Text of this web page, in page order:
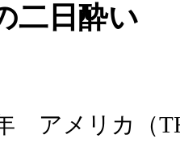
二日酔い
アメリカ（